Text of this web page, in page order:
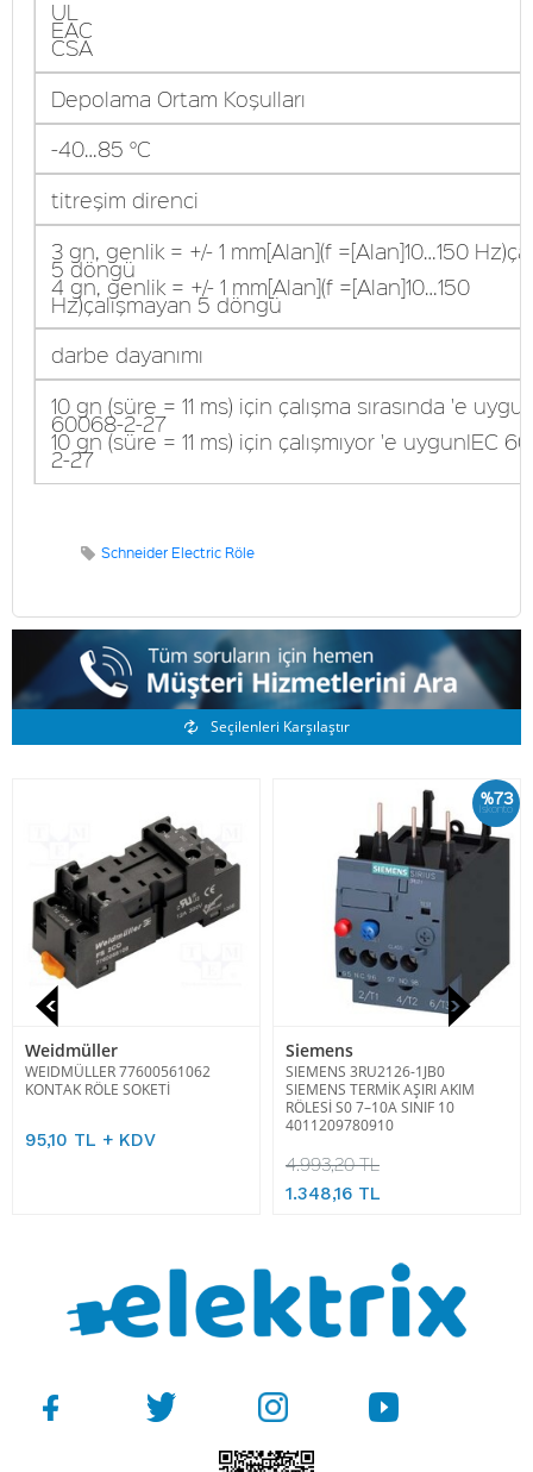
UL
EAC
CSA
Depolama Ortam Koşulları
-40…85 °C
titreşim direnci
3 gn, genlik = +/- 1 mm[Alan](f =[Alan]10…150
5 döngü
4 gn, genlik = +/- 1 mm[Alan](f =[Alan]10…150
Hz)çalışmayan 5 döngü
darbe dayanımı
10 gn (süre = 11 ms) için çalışma sırasında 'e
60068-2-27
10 gn (süre = 11 ms) için çalışmıyor 'e uygunIEC
2-27
Schneider Electric Röle
Benzer Ürünler
Seçilenleri Karşılaştır
Weidmüller
WEIDMÜLLER 77600561062
KONTAK RÖLE SOKETİ
95,10 TL + KDV
%73
İskonto
Siemens
SIEMENS 3RU2126-1JB0
SIEMENS TERMİK AŞIRI AKIM
RÖLESİ S0 7–10A SINIF 10
4011209780910
4.993,20 TL
1.348,16 TL